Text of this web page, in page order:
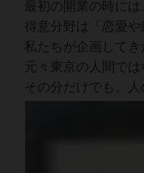
最初の開業の時に
得意分野は「恋愛
私たちが企画して
元々東京の人間で
その分だけでも、